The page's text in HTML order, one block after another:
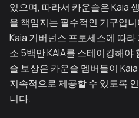
있으며, 따라서 카운슬은 Kaia
을 책임지는 필수적인 기구입
Kaia 거버넌스 프로세스에 따
소 5백만 KAIA를 스테이킹해야
슬 보상은 카운슬 멤버들이
지속적으로 제공할 수 있도록
니다.